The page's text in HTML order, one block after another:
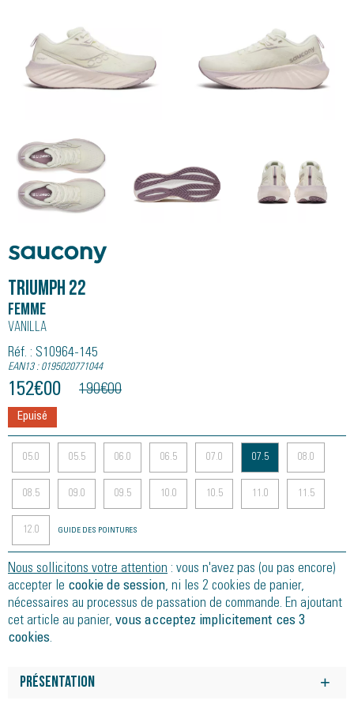
Saucony
TRIUMPH 22
Femme
Vanilla
Réf. : S10964-145
EAN13 : 0195020771044
152€00 190€00
Epuisé
05.0 05.5 06.0 06.5 07.0 07.5 08.0
08.5 09.0 09.5 10.0 10.5 11.0 11.5
12.0 GUIDE DES POINTURES
Nous sollicitons votre attention : vous n'avez pas (ou pas encore)
accepter le cookie de session, ni les 2 cookies de panier,
nécessaires au processus de passation de commande. En ajoutant
cet article au panier, vous acceptez implicitement ces 3
cookies.
Présentation